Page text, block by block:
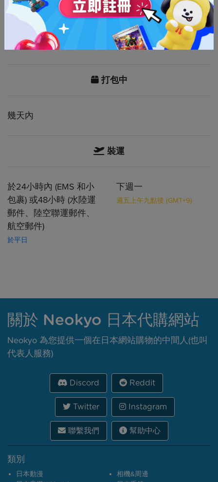
提醒 : 我們無法及時驗證購買要求。
我們不建議將此服務用於可用性非常短且低於上述延遲的品項。
打包中
幾天內
裝運
於24小時內 (EMS 和小
包裹) 或48小時 (水陸運
郵件、陸空聯運郵件、
航空郵件)
於平日
下週一
週五上午九點後 (GMT+9)
關於 Neokyo 日本代購網站
Neokyo 為您提供一個在日本網站購物的中間人(也叫
代表人服務)
Discord Reddit
Twitter Instagram
聯繫我們 幫助中心
類別
日本動漫
相機&周邊